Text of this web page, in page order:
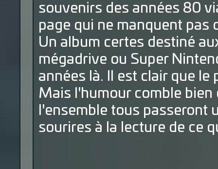
souvenirs des années 80
page qui ne manquent pas
Un album certes destiné
mégadrive ou Super
années là. Il est clair que le
Mais l'humour comble
l'ensemble tous passeront
sourires à la lecture de ce